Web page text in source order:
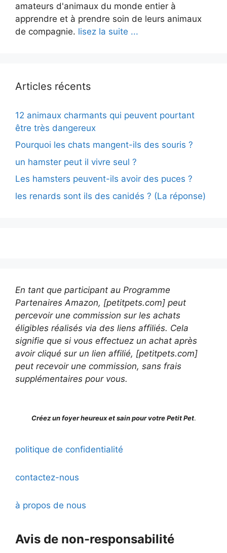
amateurs d'animaux du monde entier à
apprendre et à prendre soin de leurs animaux
de compagnie. lisez la suite ...
Articles récents
12 animaux charmants qui peuvent pourtant
être très dangereux
Pourquoi les chats mangent-ils des souris ?
un hamster peut il vivre seul ?
Les hamsters peuvent-ils avoir des puces ?
les renards sont ils des canidés ? (La réponse)
En tant que participant au Programme
Partenaires Amazon, [petitpets.com] peut
percevoir une commission sur les achats
éligibles réalisés via des liens affiliés. Cela
signifie que si vous effectuez un achat après
avoir cliqué sur un lien affilié, [petitpets.com]
peut recevoir une commission, sans frais
supplémentaires pour vous.
Créez un foyer heureux et sain pour votre Petit Pet.
politique de confidentialité
contactez-nous
à propos de nous
Avis de non-responsabilité